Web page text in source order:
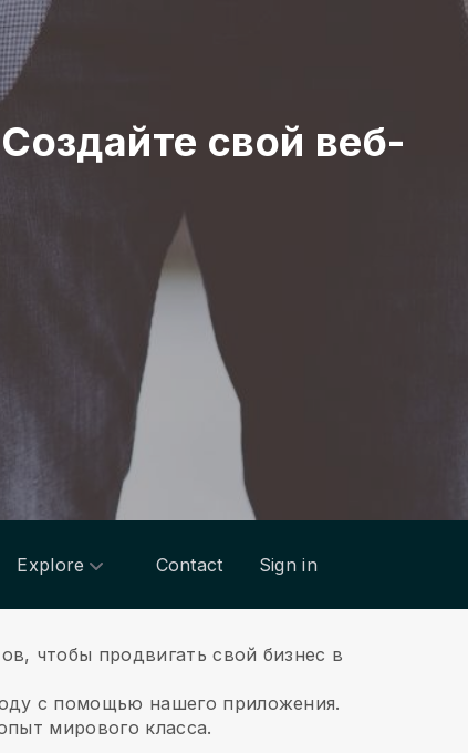
свой веб-
Explore Contact Sign in
чтобы продвигать свой бизнес в
с помощью нашего приложения.
мирового класса.